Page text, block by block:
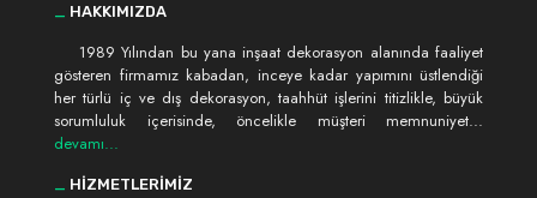
HAKKIMIZDA
1989 Yılından bu yana inşaat dekorasyon alanında faaliyet
gösteren firmamız kabadan, inceye kadar yapımını üstlendiği
her türlü iç ve dış dekorasyon, taahhüt işlerini titizlikle, büyük
sorumluluk içerisinde, öncelikle müşteri memnuniyet...
devamı...
HİZMETLERİMİZ